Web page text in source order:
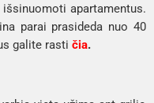
apartamentus.
parai prasideda nuo 40
galite rasti čia.